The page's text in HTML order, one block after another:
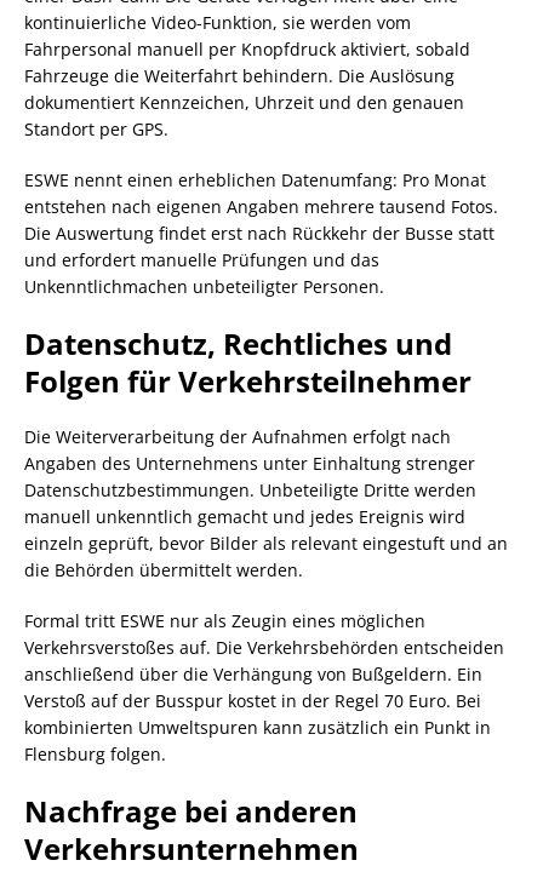
kontinuierliche Video-Funktion, sie werden vom
Fahrpersonal manuell per Knopfdruck aktiviert, sobald
Fahrzeuge die Weiterfahrt behindern. Die Auslösung
dokumentiert Kennzeichen, Uhrzeit und den genauen
Standort per GPS.
ESWE nennt einen erheblichen Datenumfang: Pro Monat
entstehen nach eigenen Angaben mehrere tausend Fotos.
Die Auswertung findet erst nach Rückkehr der Busse statt
und erfordert manuelle Prüfungen und das
Unkenntlichmachen unbeteiligter Personen.
Datenschutz, Rechtliches und
Folgen für Verkehrsteilnehmer
Die Weiterverarbeitung der Aufnahmen erfolgt nach
Angaben des Unternehmens unter Einhaltung strenger
Datenschutzbestimmungen. Unbeteiligte Dritte werden
manuell unkenntlich gemacht und jedes Ereignis wird
einzeln geprüft, bevor Bilder als relevant eingestuft und an
die Behörden übermittelt werden.
Formal tritt ESWE nur als Zeugin eines möglichen
Verkehrsverstoßes auf. Die Verkehrsbehörden entscheiden
anschließend über die Verhängung von Bußgeldern. Ein
Verstoß auf der Busspur kostet in der Regel 70 Euro. Bei
kombinierten Umweltspuren kann zusätzlich ein Punkt in
Flensburg folgen.
Nachfrage bei anderen
Verkehrsunternehmen